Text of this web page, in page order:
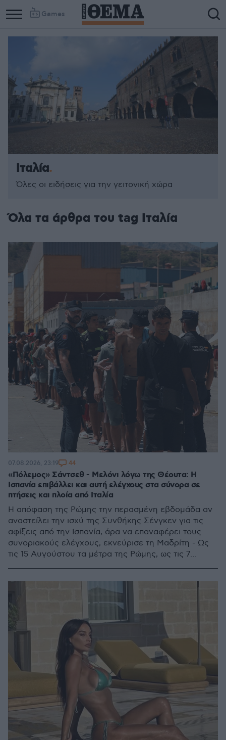
Games
Ιταλία
Όλες οι ειδήσεις για την γειτονική χώρα
Όλα τα άρθρα του tag Ιταλία
«Πόλεμος» Σάντσεθ - Μελόνι λόγω της Θέουτα: Η
Ισπανία επιβάλλει και αυτή ελέγχους στα σύνορα σε
πτήσεις και πλοία από Ιταλία
Η απόφαση της Ρώμης την περασμένη εβδομάδα αν
αναστείλει την ισχύ της Συνθήκης Σένγκεν για τις
αφίξεις από την Ισπανία, άρα να επαναφέρει τους
συνοριακούς ελέγχους, εκνεύρισε τη Μαδρίτη - Ως
τις 15 Αυγούστου τα μέτρα της Ρώμης, ως τις 7
07.08.2026, 23:19 44